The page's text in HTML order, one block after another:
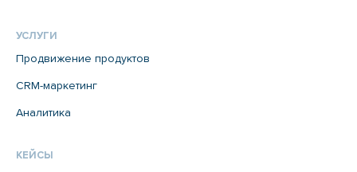
УСЛУГИ
Продвижение продуктов
CRM-маркетинг
Аналитика
КЕЙСЫ